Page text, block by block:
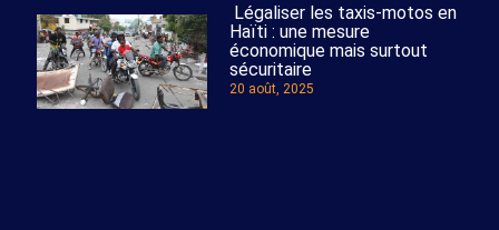
Légaliser les taxis-motos en
Haïti : une mesure
économique mais surtout
sécuritaire
20 août, 2025